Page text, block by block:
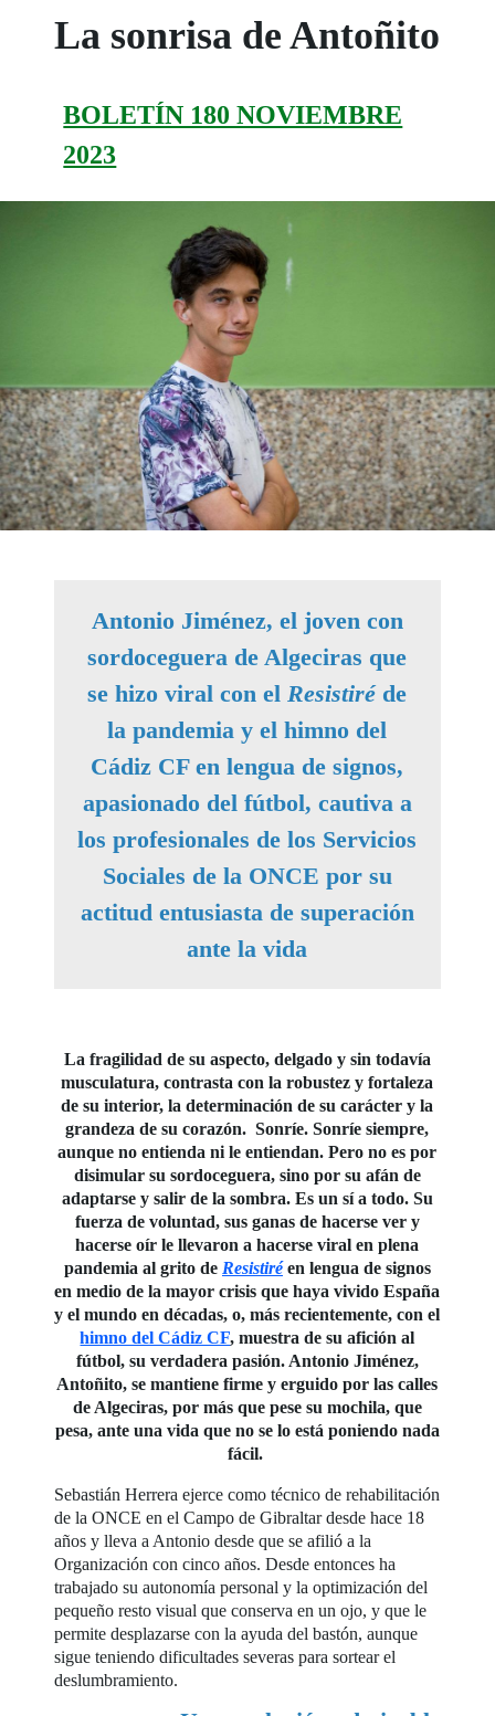
La sonrisa de Antoñito
BOLETÍN 180 NOVIEMBRE
2023
Antonio Jiménez, el joven con
sordoceguera de Algeciras que
se hizo viral con elResistiréde
la pandemia y el himno del
Cádiz CF en lengua de signos,
apasionado del fútbol, cautiva a
los profesionales de los Servicios
Sociales de la ONCE por su
actitud entusiasta de superación
ante la vida
La fragilidad de su aspecto, delgado y sin todavía
musculatura, contrasta con la robustez y fortaleza
de su interior, la determinación de su carácter y la
grandeza de su corazón. Sonríe. Sonríe siempre,
aunque no entienda ni le entiendan. Pero no es por
disimular su sordoceguera, sino por su afán de
adaptarse y salir de la sombra. Es un sí a todo. Su
fuerza de voluntad, sus ganas de hacerse ver y
hacerse oír le llevaron a hacerse viral en plena
pandemia al grito de Resistiréen lengua de signos
en medio de la mayor crisis que haya vivido España
y el mundo en décadas, o, más recientemente, con el
himno del Cádiz CF, muestra de su afición al
fútbol, su verdadera pasión. Antonio Jiménez,
Antoñito, se mantiene firme y erguido por las calles
de Algeciras, por más que pese su mochila, que
pesa, ante una vida que no se lo está poniendo nada
fácil.
Sebastián Herrera ejerce como técnico de rehabilitación
de la ONCE en el Campo de Gibraltar desde hace 18
años y lleva a Antonio desde que se afilió a la
Organización con cinco años. Desde entonces ha
trabajado su autonomía personal y la optimización del
pequeño resto visual que conserva en un ojo, y que le
permite desplazarse con la ayuda del bastón, aunque
sigue teniendo dificultades severas para sortear el
deslumbramiento.